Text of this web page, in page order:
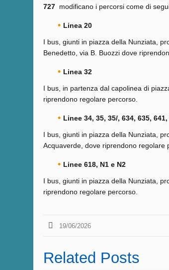
727 modificano i percorsi come di
Linea 20
I bus, giunti in piazza della Nunziata,
Benedetto, via B. Buozzi dove
Linea 32
I bus, in partenza dal capolinea di
riprendono regolare percorso.
Linee 34, 35, 35/, 634, 635,
I bus, giunti in piazza della Nunziata,
Acquaverde, dove riprendono regolare
Linee 618, N1 e N2
I bus, giunti in piazza della Nunziata,
riprendono regolare percorso.
19/06/2026
Related Posts